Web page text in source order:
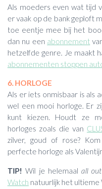
Als moeders even wat tijd
er vaak op de bank geploft
toe eentje mee bij het
dan nu een abonnement
hetzelfde genre. Je maakt
abonnementen stoppen
6. HORLOGE
Als er iets onmisbaar is als
wel een mooi horloge. Er
kunt kiezen. Houdt ze
horloges zoals die van
zilver, goud of rose?
perfecte horloge als
TIP! Wil je helemaalall out
Watch natuurlijk het ultieme